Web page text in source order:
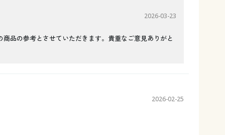
2026-03-23
品の参考とさせていただきます。貴重なご意見ありがと
2026-02-25